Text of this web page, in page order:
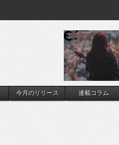
今月のリリース 連載コラム